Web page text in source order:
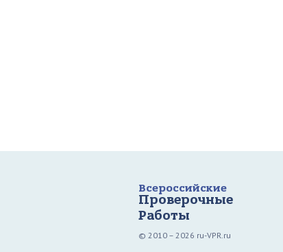
Всероссийские
Проверочные
Работы
© 2010 – 2026 ru-VPR.ru